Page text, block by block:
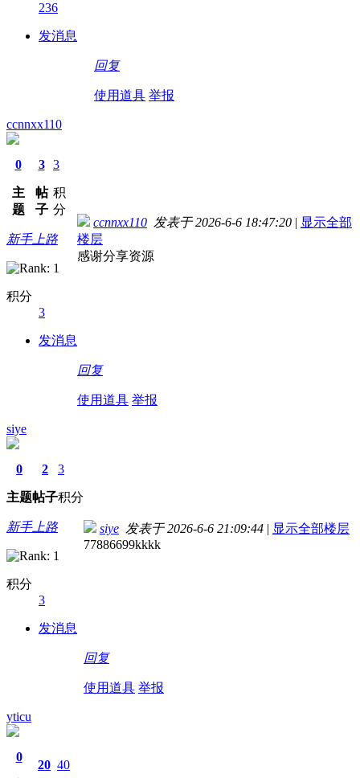
236
发消息
回复
使用道具 举报
ccnnxx110
0
主
题
3
帖
子
3
积
分
新手上路
积分
3
发消息
ccnnxx110 发表于 2026-6-6 18:47:20 | 显示全部
楼层
感谢分享资源
回复
使用道具 举报
siye
0
主题
2
帖子
3
积分
新手上路
积分
3
发消息
siye 发表于 2026-6-6 21:09:44 | 显示全部楼层
77886699kkkk
回复
使用道具 举报
yticu
0
20 40